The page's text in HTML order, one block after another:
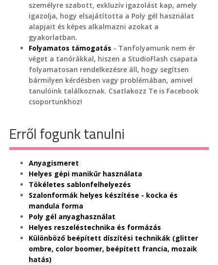
személyre szabott, exkluzív igazolást kap, amely
igazolja, hogy elsajátította a Poly gél használat
alapjait és képes alkalmazni azokat a
gyakorlatban.
Folyamatos támogatás - Tanfolyamunk nem ér
véget a tanórákkal, hiszen a StudioFlash csapata
folyamatosan rendelkezésre áll, hogy segítsen
bármilyen kérdésben vagy problémában, amivel
tanulóink találkoznak. Csatlakozz Te is Facebook
csoportunkhoz!
Erről fogunk tanulni
Anyagismeret
Helyes gépi manikűr használata
Tökéletes sablonfelhelyezés
Szalonformák helyes készítése - kocka és
mandula forma
Poly gél anyaghasználat
Helyes reszeléstechnika és formázás
Különböző beépített díszítési technikák (glitter
ombre, color boomer, beépített francia, mozaik
hatás)